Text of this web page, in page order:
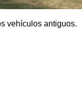
vehículos antiguos.